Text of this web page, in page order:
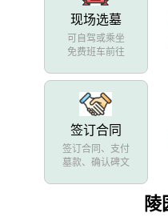
现场选墓
可自驾或乘坐
免费班车前往
签订合同
签订合同、支付
墓款、确认碑文
陵